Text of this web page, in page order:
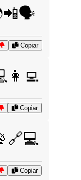
Copiar
Copiar
Copiar